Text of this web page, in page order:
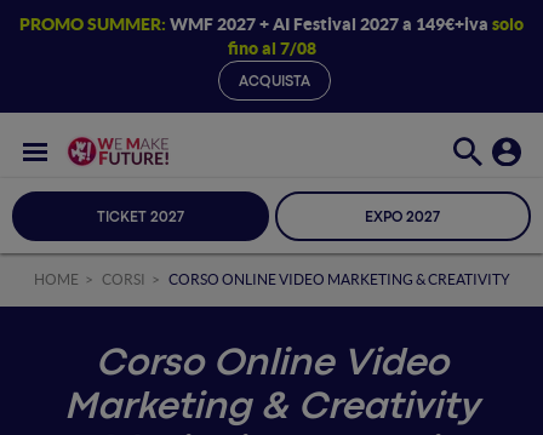
PROMO SUMMER: WMF 2027 + AI Festival 2027 a 149€+iva solo
fino al 7/08
ACQUISTA
TICKET 2027 EXPO 2027
HOME CORSI CORSO ONLINE VIDEO MARKETING & CREATIVITY
Corso Online Video
Marketing & Creativity